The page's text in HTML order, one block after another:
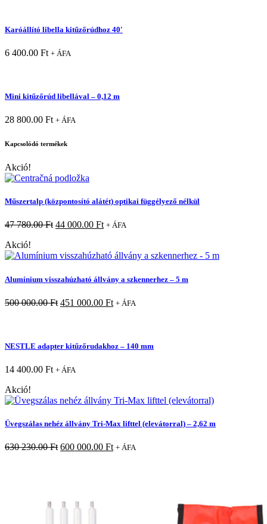
Karóállító libella kitűzőrúdhoz 40′
6 400.00 Ft + ÁFA
Mini kitűzőrúd libellával – 0,12 m
28 800.00 Ft + ÁFA
Kapcsolódó termékek
Akció!
Műszertalp (központosító alátét) optikai függélyező nélkül
47 780.00Ft 44 000.00 Ft + ÁFA
Akció!
Alumínium visszahúzható állvány a szkennerhez – 5 m
500 000.00Ft 451 000.00 Ft + ÁFA
NESTLE adapter kitűzőrudakhoz – 140 mm
14 400.00 Ft + ÁFA
Akció!
Üvegszálas nehéz állvány Tri-Max lifttel (elevátorral) – 2,62 m
630 230.00Ft 600 000.00 Ft + ÁFA